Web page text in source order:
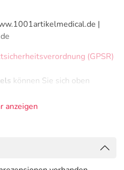
|
(GPSR)
können Sie sich oben
anzeigen